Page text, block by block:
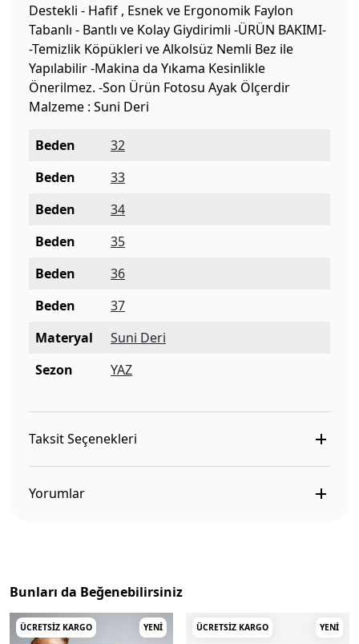
Destekli - Hafif , Esnek ve Ergonomik Faylon
Tabanlı - Bantlı ve Kolay Giydirimli -ÜRÜN BAKIMI-
-Temizlik Köpükleri ve Alkolsüz Nemli Bez ile
Yapılabilir -Makina da Yıkama Kesinlikle
Önerilmez. -Son Ürün Fotosu Ayak Ölçerdir
Malzeme : Suni Deri
Beden
32
Beden
33
Beden
34
Beden
35
Beden
36
Beden
37
Materyal
Suni Deri
Sezon
YAZ
Taksit Seçenekleri
Yorumlar
Bunları da Beğenebilirsiniz
ÜCRETSIZ KARGO YENI ÜCRETSIZ KARGO YENI